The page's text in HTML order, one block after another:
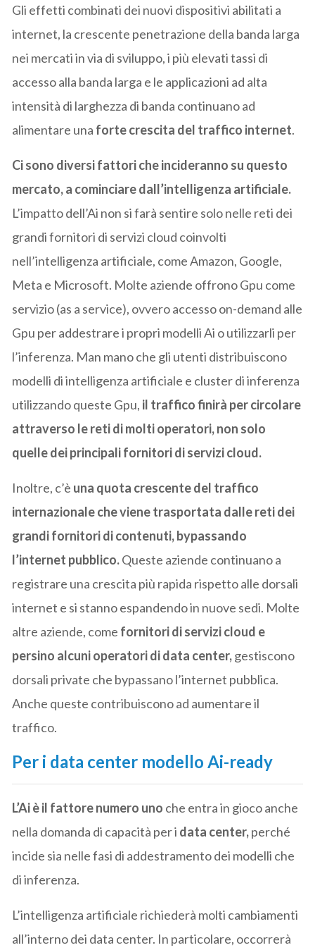
Gli effetti combinati dei nuovi dispositivi abilitati a
internet, la crescente penetrazione della banda larga
nei mercati in via di sviluppo, i più elevati tassi di
accesso alla banda larga e le applicazioni ad alta
intensità di larghezza di banda continuano ad
alimentare una forte crescita del traffico internet.
Ci sono diversi fattori che incideranno su questo
mercato, a cominciare dall’intelligenza artificiale.
L’impatto dell’Ai non si farà sentire solo nelle reti dei
grandi fornitori di servizi cloud coinvolti
nell’intelligenza artificiale, come Amazon, Google,
Meta e Microsoft. Molte aziende offrono Gpu come
servizio (as a service), ovvero accesso on-demand alle
Gpu per addestrare i propri modelli Ai o utilizzarli per
l’inferenza. Man mano che gli utenti distribuiscono
modelli di intelligenza artificiale e cluster di inferenza
utilizzando queste Gpu, il traffico finirà per circolare
attraverso le reti di molti operatori, non solo
quelle dei principali fornitori di servizi cloud.
Inoltre, c’è una quota crescente del traffico
internazionale che viene trasportata dalle reti dei
grandi fornitori di contenuti, bypassando
l’internet pubblico.Queste aziende continuano a
registrare una crescita più rapida rispetto alle dorsali
internet e si stanno espandendo in nuove sedi. Molte
altre aziende, come fornitori di servizi cloud e
persino alcuni operatori di data center,gestiscono
dorsali private che bypassano l’internet pubblica.
Anche queste contribuiscono ad aumentare il
traffico.
Per i data center modello Ai-ready
L’Ai è il fattore numero uno che entra in gioco anche
nella domanda di capacità per i data center,perché
incide sia nelle fasi di addestramento dei modelli che
di inferenza.
L’intelligenza artificiale richiederà molti cambiamenti
all’interno dei data center. In particolare, occorrerà